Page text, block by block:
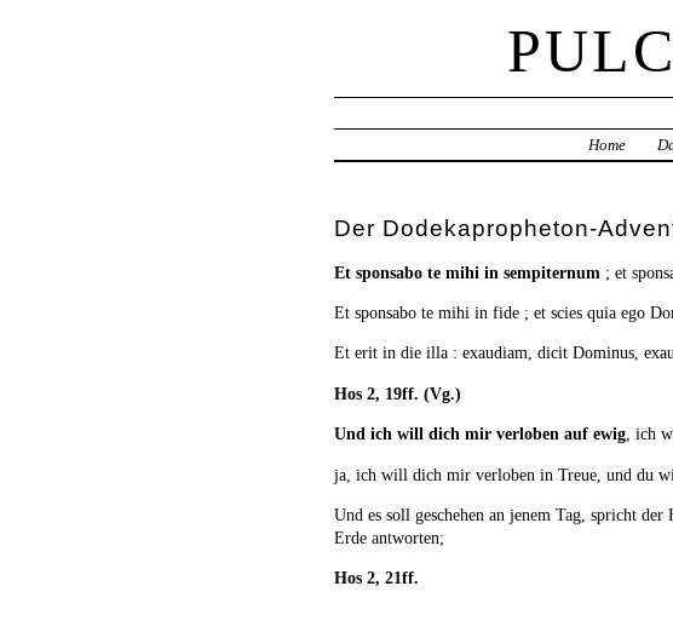
Home
Der Dodekapropheton-
Et sponsabo te mihi in sempiternum ; et
Et sponsabo te mihi in fide ; et scies quia ego
Et erit in die illa : exaudiam, dicit Dominus,
Hos 2, 19ff. (Vg.)
Und ich will dich mir verloben auf ewig, ich
ja, ich will dich mir verloben in Treue, und du
Und es soll geschehen an jenem Tag, spricht
Erde antworten;
Hos 2, 21ff.